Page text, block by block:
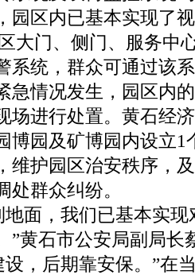
园区内已基本实现了
大门、侧门、服务中
系统，群众可通过该
急情况发生，园区内
场进行处置。黄石经
博园及矿博园内设立1
维护园区治安秩序，
处群众纠纷。
地面，我们已基本实
”黄石市公安局副局长
设，后期靠安保。”在